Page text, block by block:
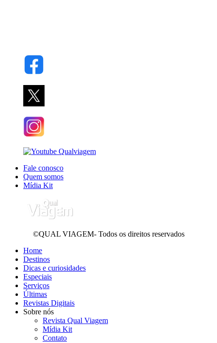
Fale conosco
Quem somos
Mídia Kit
©QUAL VIAGEM- Todos os direitos reservados
Home
Destinos
Dicas e curiosidades
Especiais
Serviços
Últimas
Revistas Digitais
Sobre nós
Revista Qual Viagem
Mídia Kit
Contato